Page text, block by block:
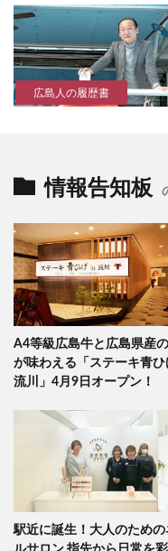
広島人の履歴書
情報告知板
A4等級広島牛と広島県産
が味わえる「ステーキ青ひ
流川」4月9日オープン！
駅近に誕生！大人のための